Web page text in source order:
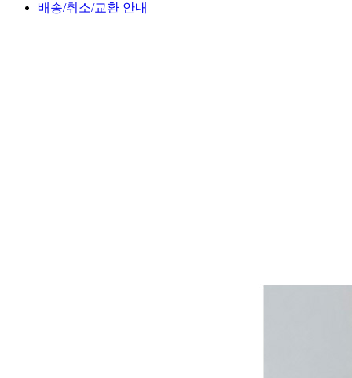
배송/취소/교환 안내